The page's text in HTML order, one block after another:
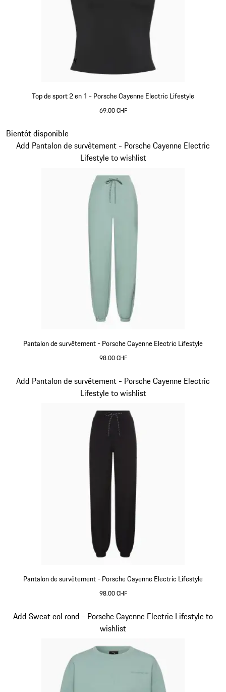
Top de sport 2 en 1 - Porsche Cayenne Electric Lifestyle
69.00 CHF
Pantalon de survêtement - Porsche Cayenne Electric Lifestyle
98.00 CHF
Bientôt disponible
Add Pantalon de survêtement - Porsche Cayenne Electric
Lifestyle to wishlist
Diapositive 8 sur 15
Pantalon de survêtement - Porsche Cayenne Electric Lifestyle
98.00 CHF
Add Pantalon de survêtement - Porsche Cayenne Electric
Lifestyle to wishlist
Diapositive 9 sur 15
Add Sweat col rond - Porsche Cayenne Electric Lifestyle to
wishlist
Diapositive 10 sur 15